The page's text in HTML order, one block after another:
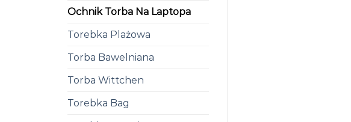
Ochnik Torba Na Laptopa
Torebka Plażowa
Torba Bawelniana
Torba Wittchen
Torebka Bag